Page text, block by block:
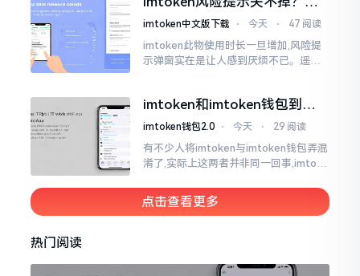
莫要惊慌,暂且别急着去砸手机。
手教你几招
imtoken中文版下载 ⋅ 今天 ⋅ 47 阅读
imtoken此物使用时长一旦增加,风险提
示弹窗实在是让人感到厌烦不已。遥想
人心里慌慌张张的。
imtoken和imtoken钱包到底
啥区别 一文说清楚
imtoken钱包2.0 ⋅ 今天 ⋅ 29 阅读
有不少人将imtoken与imtoken钱包弄混
淆了,实际上这两者并非同一回事,imtoke
由该公司所推出的产品
点击查看更多
热门阅读